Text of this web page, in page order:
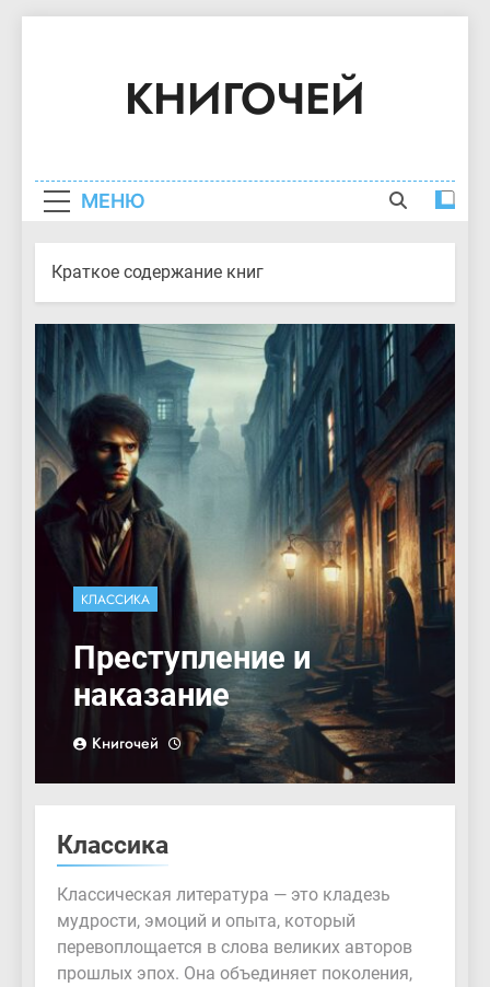
содержимомуКНИГОЧЕЙ
МЕНЮ
Краткое содержание книг
КЛАССИКА
Преступление и
наказание
Книгочей
Классика
Классическая литература — это кладезь
мудрости, эмоций и опыта, который
перевоплощается в слова великих авторов
прошлых эпох. Она объединяет поколения,